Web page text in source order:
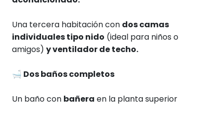
Una tercera habitación con dos camas
individuales tipo nido (ideal para niños o
amigos) y ventilador de techo.
🛁 Dos baños completos
Un baño con bañera en la planta superior